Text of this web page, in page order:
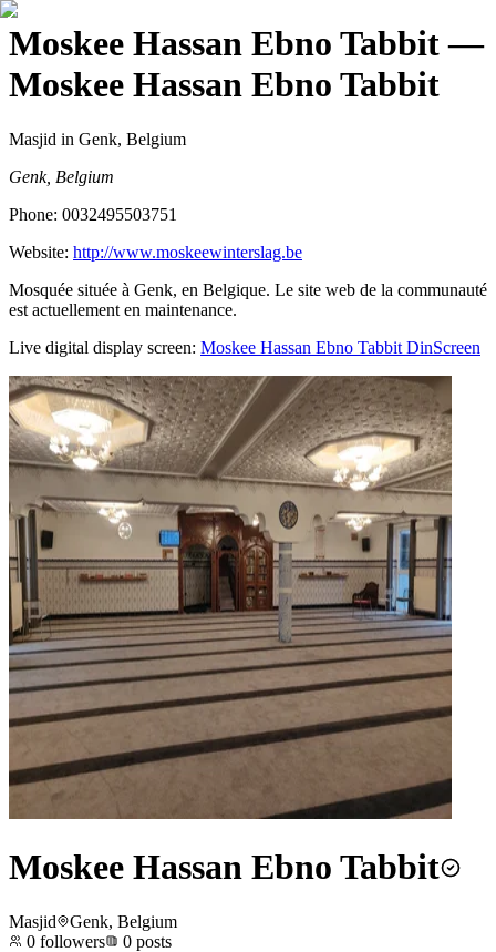
Moskee Hassan Ebno Tabbit—
Moskee Hassan Ebno Tabbit
Masjid in Genk, Belgium
Genk, Belgium
Phone: 0032495503751
Website: http://www.moskeewinterslag.be
Mosquée située à Genk, en Belgique. Le site web de la communauté
est actuellement en maintenance.
Live digital display screen: Moskee Hassan Ebno Tabbit DinScreen
Moskee Hassan Ebno Tabbit
Masjid
Genk, Belgium
0 followers 0 posts